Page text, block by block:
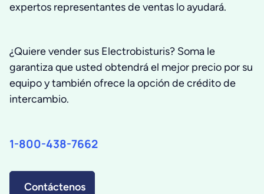
expertos representantes de ventas lo ayudará.
¿Quiere vender sus Electrobisturis? Soma le
garantiza que usted obtendrá el mejor precio por su
equipo y también ofrece la opción de crédito de
intercambio.
1-800-438-7662
Contáctenos